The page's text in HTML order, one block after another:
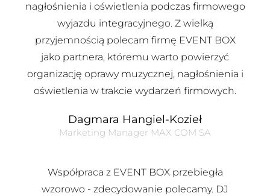
nagłośnienia i oświetlenia podczas firmowego
wyjazdu integracyjnego. Z wielką
przyjemnością polecam firmę EVENT BOX
jako partnera, któremu warto powierzyć
organizację oprawy muzycznej, nagłośnienia i
oświetlenia w trakcie wydarzeń firmowych.
Dagmara Hangiel-Kozieł
Marketing Manager MAX COM SA
Współpraca z EVENT BOX przebiegła
wzorowo - zdecydowanie polecamy. DJ